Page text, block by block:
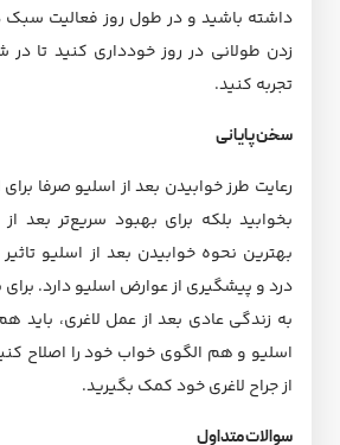
داشته باشید و در طول روز فعالیت سبک
زدن طولانی در روز خودداری کنید تا در
تجربه کنید.
سخن پایانی
رعایت طرز خوابیدن بعد از اسلیو صرفا
بخوابید بلکه برای بهبود سریع‌تر بعد
بهترین نحوه خوابیدن بعد از اسلیو
درد و پیشگیری از عوارض اسلیو دارد.
به زندگی عادی بعد از عمل لاغری، باید
اسلیو و هم الگوی خواب خود را اصلاح
از جراح لاغری خود کمک بگیرید.
سوالات متداول